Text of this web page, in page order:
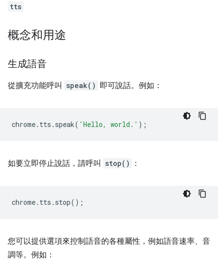
tts
概念和用途
生成語音
從擴充功能呼叫 speak() 即可說話。例如：
chrome. tts . speak( 'Hello, world.' );
如要立即停止說話，請呼叫 stop() ：
chrome. tts . stop();
您可以提供選項來控制語音的各種屬性，例如語音速率、音
調等。例如：